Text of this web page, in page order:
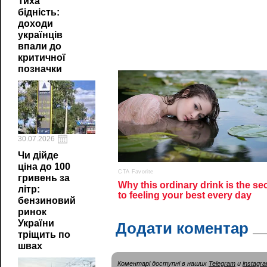
бідність:
доходи
українців
впали до
критичної
позначки
30.07.2026
Чи дійде
ціна до 100
гривень за
літр:
бензиновий
ринок
України
тріщить по
швах
Додати коментар
Коментарі доступні в наших Telegram и